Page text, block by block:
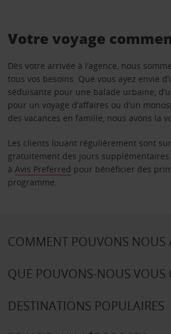
Votre voyage
Dès votre arrivée à l’agence, nous
tous vos besoins. Que vous ayez envie
séduisante pour une balade urbaine,
pour un voyage d’affaires ou d’un
des vacances en famille, nous avons la
Les clients louant régulièrement sont
gratuitement des jours
à Avis Preferred pour bénéficier des
programme.
COMMENT POUVONS NOUS
QUE POUVONS-NOUS VOUS
DESTINATIONS POPULAIRES